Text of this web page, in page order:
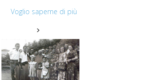
Voglio saperne di più